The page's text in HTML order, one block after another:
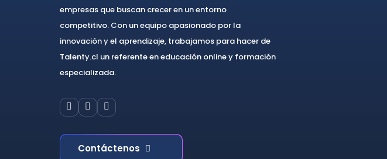
empresas que buscan crecer en un entorno
competitivo. Con un equipo apasionado por la
innovación y el aprendizaje, trabajamos para hacer de
Talenty.cl un referente en educación online y formación
especializada.
Contáctenos